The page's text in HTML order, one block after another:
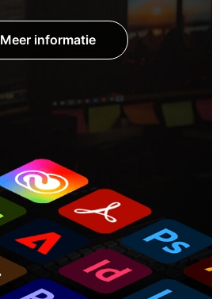
Meer informatie